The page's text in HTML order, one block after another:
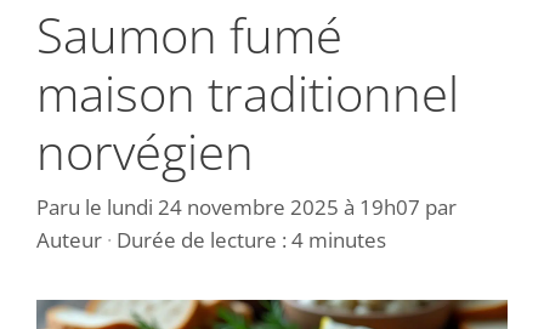
Saumon fumé
maison traditionnel
norvégien
Paru le lundi 24 novembre 2025 à 19h07 par
Auteur · Durée de lecture : 4 minutes